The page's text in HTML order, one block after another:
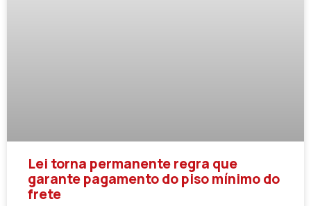
Lei torna permanente regra que
garante pagamento do piso mínimo do
frete